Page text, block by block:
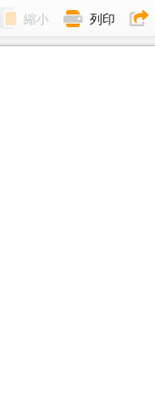
縮小 列印